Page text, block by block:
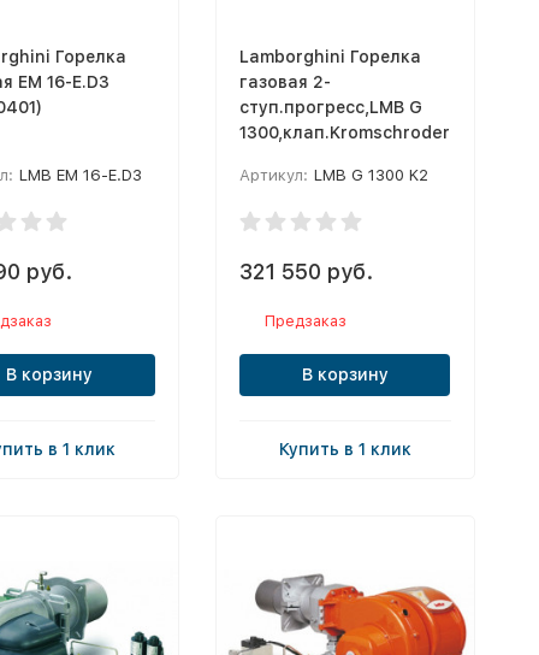
Горелка
EM 16-E.D3
LMB EM 16-E.D3
руб.
В корзину
в 1 клик
Lamborghini Горелка
газовая 2-
ступ.прогресс,LMB G
1300,клап.Kromschroder
Артикул: LMB G 1300 K2
321 550 руб.
Предзаказ
В корзину
Купить в 1 клик